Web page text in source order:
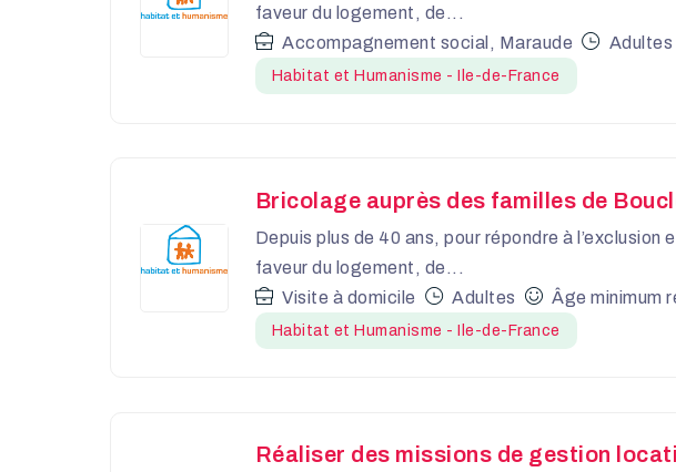
faveur du logement, de...
Accompagnement social, Maraude
Adultes
Habitat et Humanisme - Ile-de-France
Bricolage auprès des familles de
Depuis plus de 40 ans, pour répondre à
faveur du logement, de...
Visite à domicile
Adultes Âge minimum
Habitat et Humanisme - Ile-de-France
Réaliser des missions de gestion